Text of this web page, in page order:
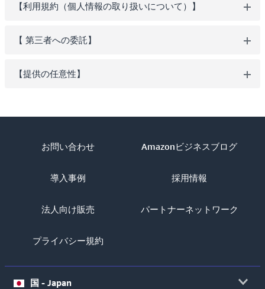
【利用規約（個人情報の取り扱いについて）】
【 第三者への委託】
【提供の任意性】
お問い合わせ Amazonビジネスブログ
導入事例 採用情報
法人向け販売 パートナーネットワーク
プライバシー規約
国 - Japan